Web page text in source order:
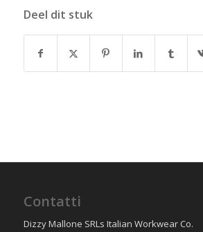
Deel dit stuk
Contatti
Dizzy Mallone SRLs Italian Workwear Co.